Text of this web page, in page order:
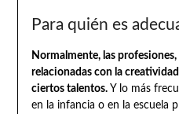
Para quién es
Normalmente, las
relacionadas con la
ciertos talentos. Y lo más
en la infancia o en la escuela